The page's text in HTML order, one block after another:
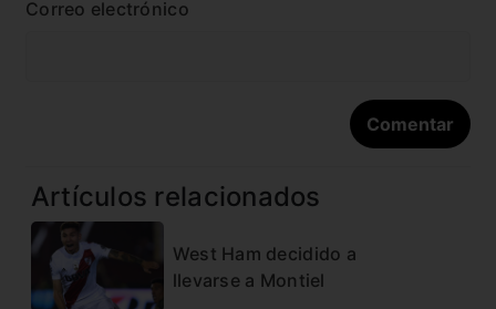
Correo electrónico
Artículos relacionados
West Ham decidido a
llevarse a Montiel